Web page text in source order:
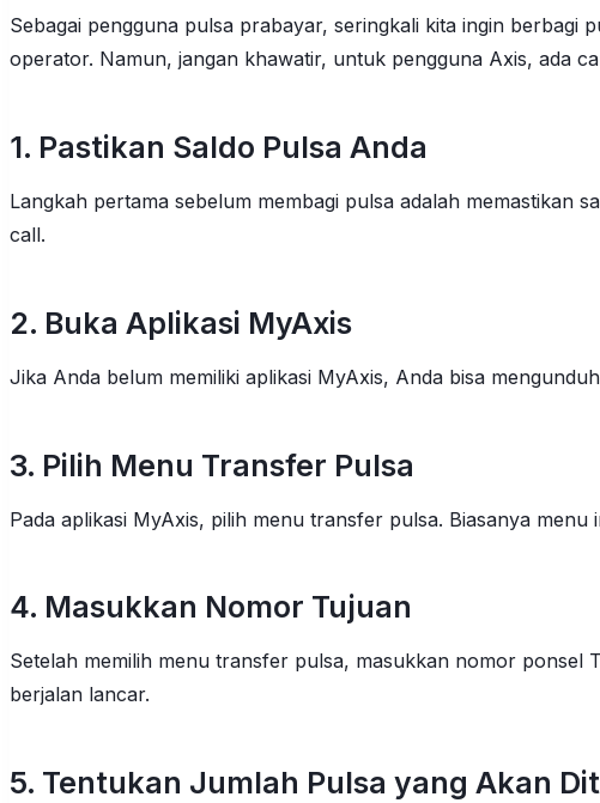
Sebagai pengguna pulsa prabayar, seringkali kita ingin
operator. Namun, jangan khawatir, untuk pengguna Axis, ada
1. Pastikan Saldo Pulsa Anda
Langkah pertama sebelum membagi pulsa adalah
call.
2. Buka Aplikasi MyAxis
Jika Anda belum memiliki aplikasi MyAxis, Anda bisa
3. Pilih Menu Transfer Pulsa
Pada aplikasi MyAxis, pilih menu transfer pulsa. Biasanya
4. Masukkan Nomor Tujuan
Setelah memilih menu transfer pulsa, masukkan nomor ponsel
berjalan lancar.
5. Tentukan Jumlah Pulsa yang Akan